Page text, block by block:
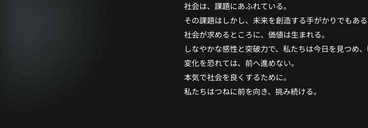
社会は、課題にあふれている。
その課題はしかし、未来を創造する手がかりでもある
社会が求めるところに、価値は生まれる。
しなやかな感性と突破力で、私たちは今日を見つめ
変化を恐れては、前へ進めない。
本気で社会を良くするために。
私たちはつねに前を向き、挑み続ける。